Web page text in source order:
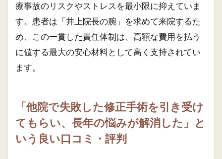
療事故のリスクやストレスを最小限に抑えていま
す。患者は「井上院長の腕」を求めて来院するた
め、この一貫した責任体制は、高額な費用を払う
に値する最大の安心材料として高く支持されてい
ます。
「他院で失敗した修正手術を引き受け
てもらい、長年の悩みが解消した」と
いう良い口コミ・評判